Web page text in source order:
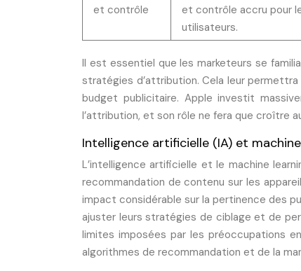
et contrôle
et contrôle accru pour
utilisateurs.
Il est essentiel que les marketeurs se
stratégies d’attribution. Cela leur
budget publicitaire. Apple investit
l’attribution, et son rôle ne fera que croître
Intelligence artificielle (IA) et
L’intelligence artificielle et le machine
recommandation de contenu sur les
impact considérable sur la pertinence des
ajuster leurs stratégies de ciblage et de
limites imposées par les préoccupations
algorithmes de recommandation et de la